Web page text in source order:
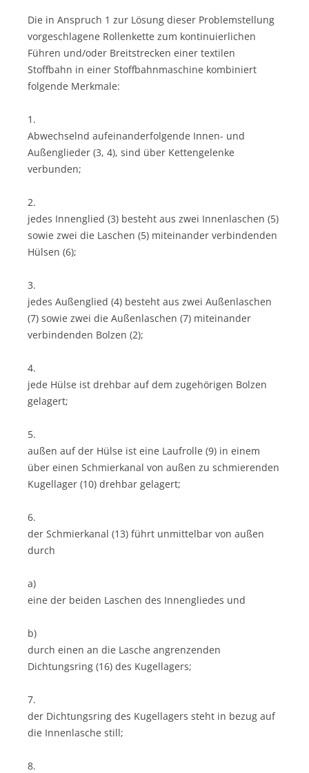
Die in Anspruch 1 zur Lösung dieser Problemstellung
vorgeschlagene Rollenkette zum kontinuierlichen
Führen und/oder Breitstrecken einer textilen
Stoffbahn in einer Stoffbahnmaschine kombiniert
folgende Merkmale:
1.
Abwechselnd aufeinanderfolgende Innen- und
Außenglieder (3, 4), sind über Kettengelenke
verbunden;
2.
jedes Innenglied (3) besteht aus zwei Innenlaschen (5)
sowie zwei die Laschen (5) miteinander verbindenden
Hülsen (6);
3.
jedes Außenglied (4) besteht aus zwei Außenlaschen
(7) sowie zwei die Außenlaschen (7) miteinander
verbindenden Bolzen (2);
4.
jede Hülse ist drehbar auf dem zugehörigen Bolzen
gelagert;
5.
außen auf der Hülse ist eine Laufrolle (9) in einem
über einen Schmierkanal von außen zu schmierenden
Kugellager (10) drehbar gelagert;
6.
der Schmierkanal (13) führt unmittelbar von außen
durch
a)
eine der beiden Laschen des Innengliedes und
b)
durch einen an die Lasche angrenzenden
Dichtungsring (16) des Kugellagers;
7.
der Dichtungsring des Kugellagers steht in bezug auf
die Innenlasche still;
8.